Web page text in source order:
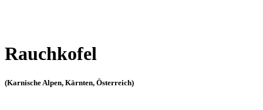
Rauchkofel
(Karnische Alpen, Kärnten, Österreich)